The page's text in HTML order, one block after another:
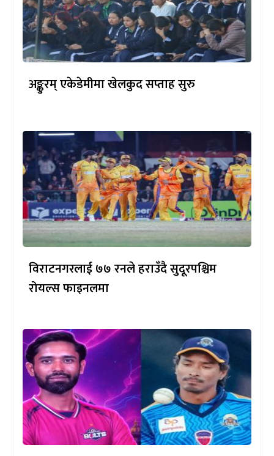
अङ्कुरम् एकेडेमीमा खेलकुद सप्ताह सुरु
विराटनगरलाई ७७ रनले हराउँदै सुदूरपश्चिम
रोयल्स फाइनलमा